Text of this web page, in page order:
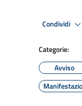
Condividi
Categorie:
Avviso